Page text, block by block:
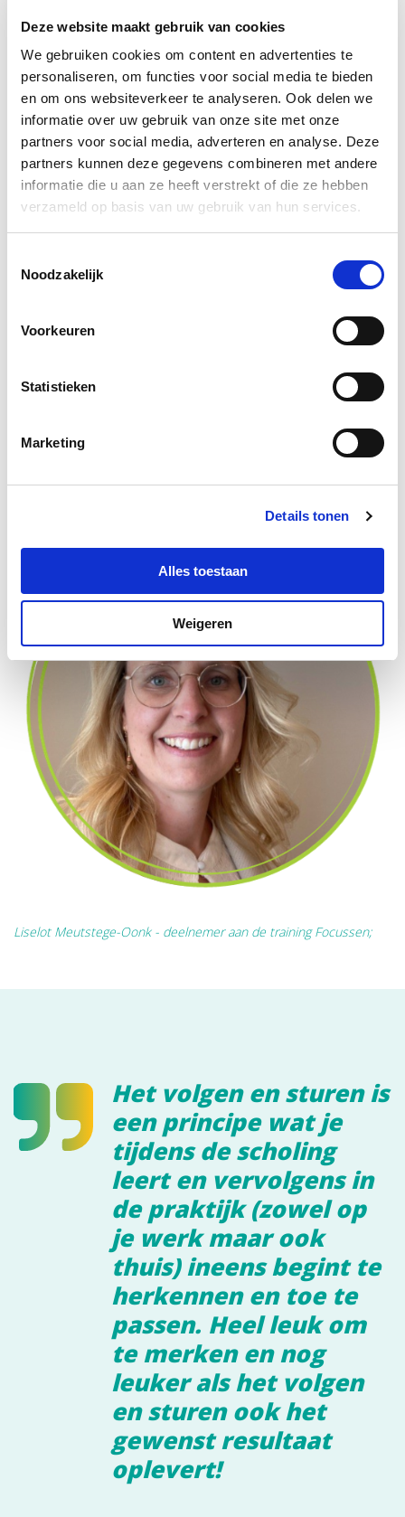
Deze website maakt gebruik van cookies
We gebruiken cookies om content en advertenties te
personaliseren, om functies voor social media te bieden
en om ons websiteverkeer te analyseren. Ook delen we
informatie over uw gebruik van onze site met onze
partners voor social media, adverteren en analyse. Deze
partners kunnen deze gegevens combineren met andere
informatie die u aan ze heeft verstrekt of die ze hebben
verzameld op basis van uw gebruik van hun services.
Noodzakelijk
Voorkeuren
Statistieken
Marketing
Details tonen
Alles toestaan
Weigeren
de meerwaarde van de training.
Jaren geleden ben ik enthousiast geraakt over de training
Focussen. Toentertijd had ik contact met Elly Prins over
de D-ZEP afdeling waar zij werkt. Zij vertelde mij over de
methodiek Focussen en de bijbehorende positieve
resultaten. Elly gaf mij toen de tip dat de training
Focussen op den duur ook voor externe personen te
een D-ZEP afdeling en in het najaar heb ik ook de training
Ik raad iedereen aan om de training Focussen te volgen
methodiek is namelijk inzetbaar bij vele vormen van
gedrag en geeft richting/focus voor benadering- en
begeleiding(splannen). De methode is heel concreet,
goed toepasbaar en daardoor ook vriendelijk in gebruik.
Liselot Meutstege-Oonk - deelnemer aan de training Focussen;
Het volgen en sturen is
een principe wat je
tijdens de scholing
leert en vervolgens in
de praktijk (zowel op
je werk maar ook
thuis) ineens begint te
herkennen en toe te
passen. Heel leuk om
te merken en nog
leuker als het volgen
en sturen ook het
gewenst resultaat
oplevert!